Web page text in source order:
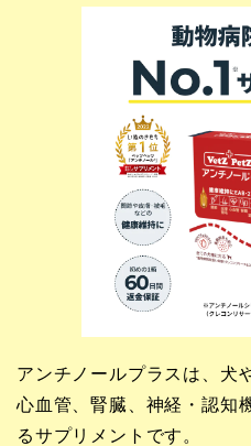
アンチノールプラスは、犬
心血管、腎臓、神経・認知
るサプリメントです。